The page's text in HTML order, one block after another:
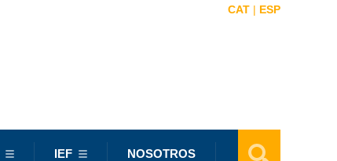
CAT | ESP
IEF NOSOTROS